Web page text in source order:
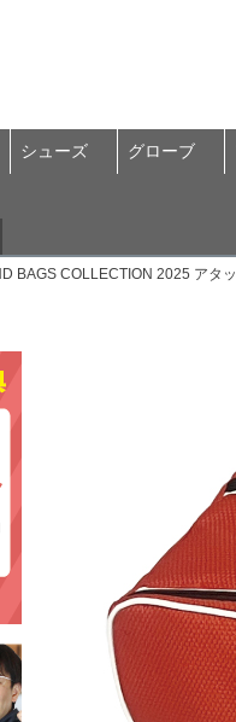
シューズ グローブ
BAGS COLLECTION 2025 アタ